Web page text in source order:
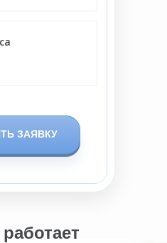
ЗАЯВКУ